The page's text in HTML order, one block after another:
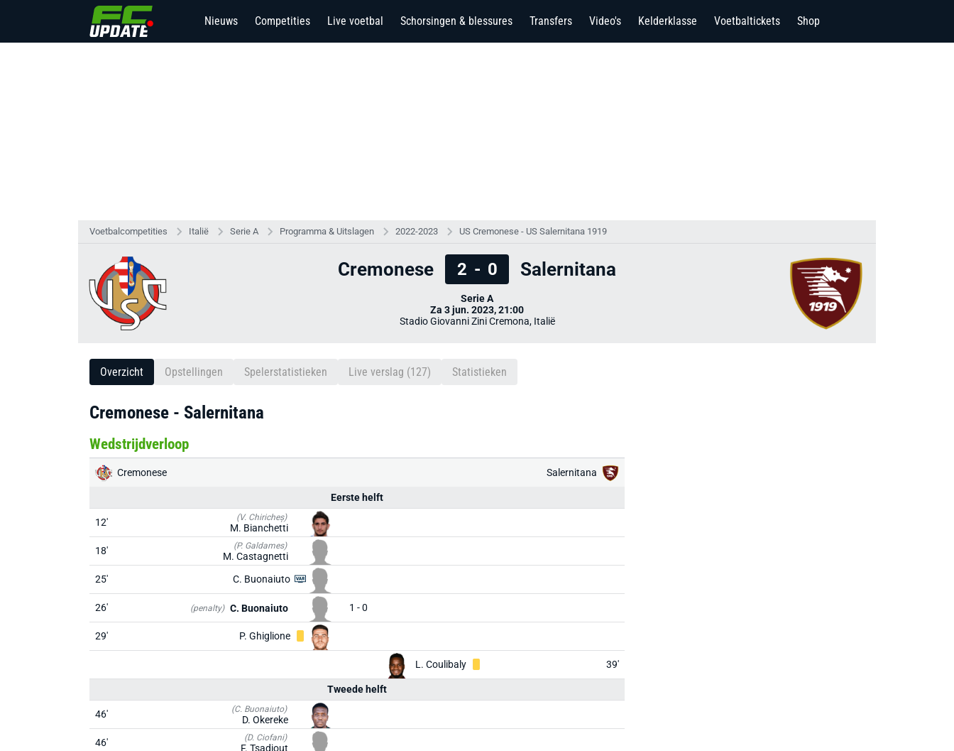
Nieuws Competities Live voetbal Schorsingen & blessures Transfers Video's Kelderklasse Voetbaltickets Shop
Voetbalcompetities Italië Serie A Programma & Uitslagen 2022-2023 US Cremonese - US Salernitana 1919
Cremonese 2 - 0 Salernitana
Serie A
Za 3 jun. 2023, 21:00
Stadio Giovanni Zini Cremona, Italië
Overzicht Opstellingen Spelerstatistieken Live verslag (127) Statistieken
Cremonese - Salernitana
Wedstrijdverloop
Cremonese Salernitana
Eerste helft
12' (V. Chiricheș)
M. Bianchetti
18'
(P. Galdames)
M. Castagnetti
25'
C. Buonaiuto
26' (penalty) C. Buonaiuto 1 - 0
29' P. Ghiglione
L. Coulibaly 39'
Tweede helft
46' (C. Buonaiuto)
D. Okereke
46'
(D. Ciofani)
F. Tsadjout